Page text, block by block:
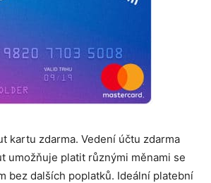
kartu zdarma. Vedení účtu zdarma
umožňuje platit různými měnami se
bez dalších poplatků. Ideální platební